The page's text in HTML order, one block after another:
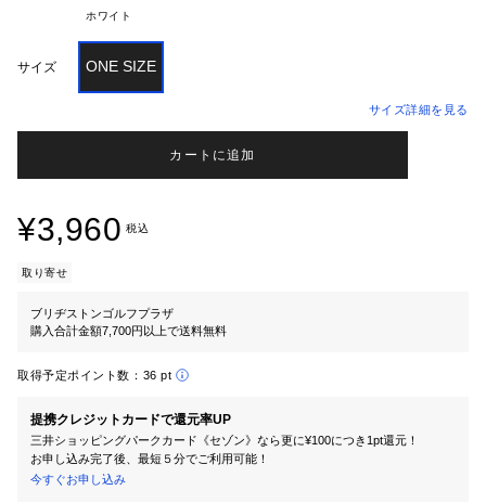
ホワイト
サイズ ONE SIZE
サイズ詳細を見る
カートに追加
¥3,960 税込
取り寄せ
ブリヂストンゴルフプラザ
購入合計金額7,700円以上で送料無料
取得予定ポイント数： 36 pt
提携クレジットカードで還元率UP
三井ショッピングパークカード《セゾン》なら更に¥100につき1pt還元！
お申し込み完了後、最短５分でご利用可能！
今すぐお申し込み